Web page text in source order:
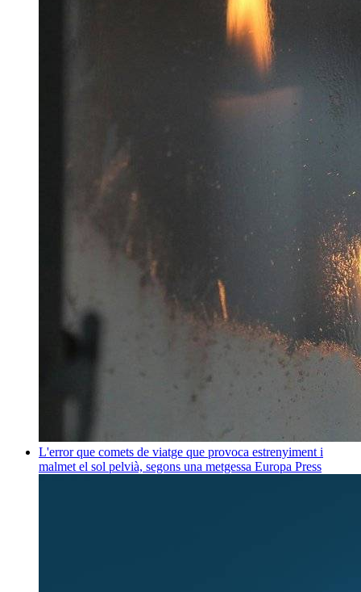
L'error que comets de viatge que provoca estrenyiment i
malmet el sol pelvià, segons una metgessa Europa Press